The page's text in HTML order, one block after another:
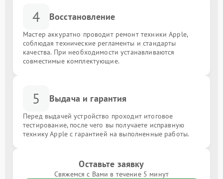
4 Восстановление
Мастер аккуратно проводит ремонт техники Apple,
соблюдая технические регламенты и стандарты
качества. При необходимости устанавливаются
совместимые комплектующие.
5 Выдача и гарантия
Перед выдачей устройство проходит итоговое
тестирование, после чего вы получаете исправную
технику Apple с гарантией на выполненные работы.
Оставьте заявку
Свяжемся с Вами в течение 5 минут